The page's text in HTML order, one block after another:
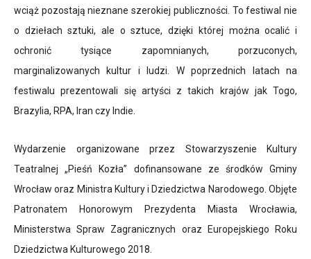
wciąż pozostają nieznane szerokiej publiczności. To festiwal nie
o dziełach sztuki, ale o sztuce, dzięki której można ocalić i
ochronić tysiące zapomnianych, porzuconych,
marginalizowanych kultur i ludzi. W poprzednich latach na
festiwalu prezentowali się artyści z takich krajów jak Togo,
Brazylia, RPA, Iran czy Indie.
Wydarzenie organizowane przez Stowarzyszenie Kultury
Teatralnej „Pieśń Kozła” dofinansowane ze środków Gminy
Wrocław oraz Ministra Kultury i Dziedzictwa Narodowego. Objęte
Patronatem Honorowym Prezydenta Miasta Wrocławia,
Ministerstwa Spraw Zagranicznych oraz Europejskiego Roku
Dziedzictwa Kulturowego 2018.